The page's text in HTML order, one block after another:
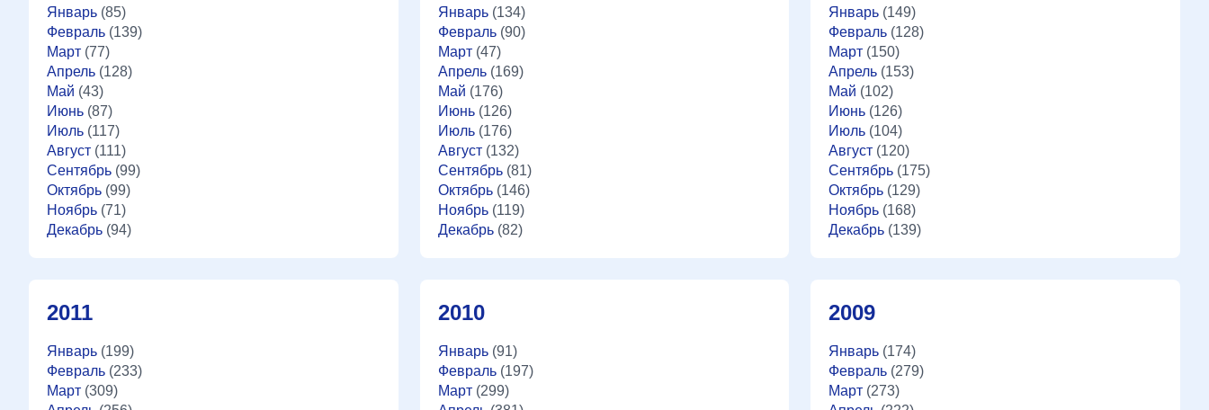
Январь (85)
Февраль (139)
Март (77)
Апрель (128)
Май (43)
Июнь (87)
Июль (117)
Август (111)
Сентябрь (99)
Октябрь (99)
Ноябрь (71)
Декабрь (94)
Январь(134)
Февраль(90)
Март(47)
Апрель(169)
Май (176)
Июнь(126)
Июль(176)
Август(132)
Сентябрь(81)
Октябрь(146)
Ноябрь(119)
Декабрь(82)
Январь (149)
Февраль (128)
Март (150)
Апрель (153)
Май (102)
Июнь (126)
Июль (104)
Август (120)
Сентябрь (175)
Октябрь (129)
Ноябрь (168)
Декабрь (139)
2011
Январь (199)
Февраль (233)
Март (309)
2010
Январь(91)
Февраль(197)
Март(299)
2009
Январь (174)
Февраль (279)
Март (273)